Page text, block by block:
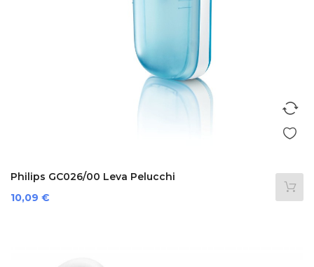
Philips GC026/00 Leva Pelucchi
Prezzo
10,09 €